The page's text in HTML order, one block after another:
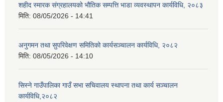
शहीद स्मारक संग्रहालयको भौतिक सम्पत्ति भाडा व्यवस्थापन कार्यविधि, २०८३
मिति: 08/05/2026 - 14:41
अनुगमन तथा सुपरिवेक्षण समितिको कार्यसञ्चालन कार्यविधि, २०८२
मिति: 08/05/2026 - 14:10
सिस्ने गाउँपालिका गाउँ सभा सचिवालय स्थापना तथा कार्य सञ्चालन
कार्यविधि,२०८२